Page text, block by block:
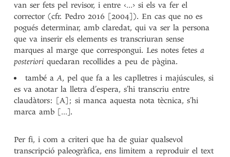
van ser fets pel revisor, i entre ‹…› si els va fer el
corrector (cfr. Pedro 2016 [2004]). En cas que no es
pogués determinar, amb claredat, qui va ser la persona
que va inserir els elements es transcriuran sense
marques al marge que correspongui. Les notes fetesa
posteriori quedaran recollides a peu de pàgina.
també aA, pel que fa a les caplletres i majúscules, si
es va anotar la lletra d’espera, s’hi transcriu entre
claudàtors: [A]; si manca aquesta nota tècnica, s’hi
marca amb […].
Per fi, i com a criteri que ha de guiar qualsevol
transcripció paleogràfica, ens limitem a reproduir el text